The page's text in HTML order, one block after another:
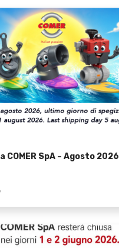
COMER SpA – Agosto 2026